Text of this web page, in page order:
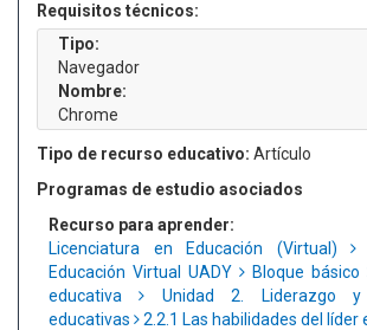
Requisitos técnicos:
Tipo:
Navegador
Nombre:
Chrome
Tipo de recurso educativo: Artículo
Programas de estudio asociados
Recurso para aprender:
Licenciatura en Educación (Virtual)
Educación Virtual UADY
Bloque básico
educativa
Unidad 2. Liderazgo y
educativas
2.2.1 Las habilidades del líder